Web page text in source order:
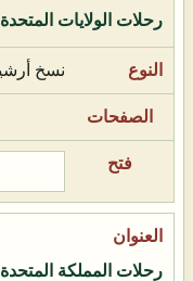
رحلات الولايات
نسخ
رحلات المملكة